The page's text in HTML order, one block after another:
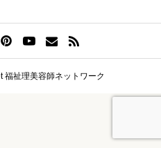
祉理美容師ネットワーク